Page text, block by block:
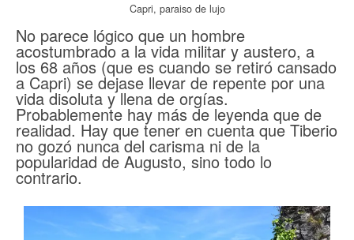
Capri, paraiso de lujo
No parece lógico que un hombre
acostumbrado a la vida militar y austero, a
los 68 años (que es cuando se retiró cansado
a Capri) se dejase llevar de repente por una
vida disoluta y llena de orgías.
Probablemente hay más de leyenda que de
realidad. Hay que tener en cuenta que Tiberio
no gozó nunca del carisma ni de la
popularidad de Augusto, sino todo lo
contrario.